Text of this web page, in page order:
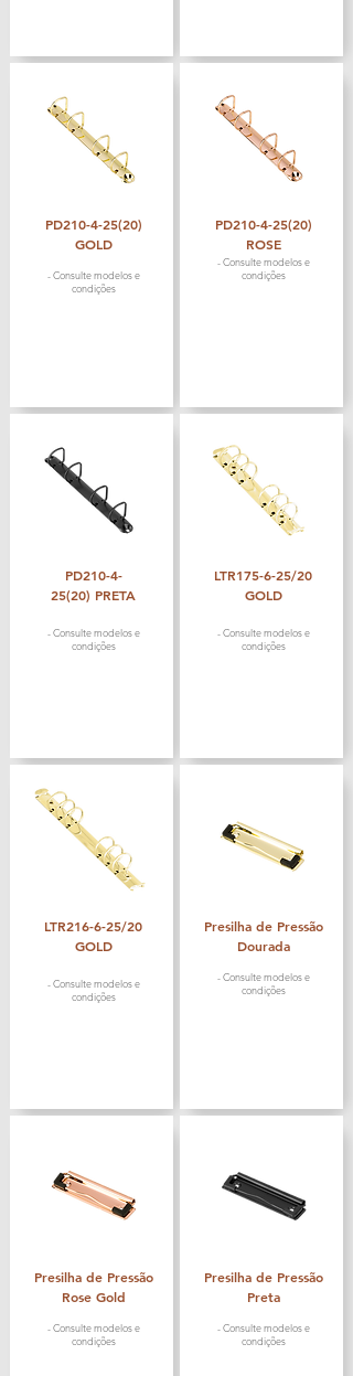
PD210-4-25(20)
GOLD
- Consulte modelos e
condições
PD210-4-
25(20) PRETA
- Consulte modelos e
condições
LTR216-6-25/20
GOLD
- Consulte modelos e
condições
Presilha de Pressão
Rose Gold
- Consulte modelos e
condições
PD210-4-25(20)
ROSE
- Consulte modelos e
condições
LTR175-6-25/20
GOLD
- Consulte modelos e
condições
Presilha de Pressão
Dourada
- Consulte modelos e
condições
Presilha de Pressão
Preta
- Consulte modelos e
condições